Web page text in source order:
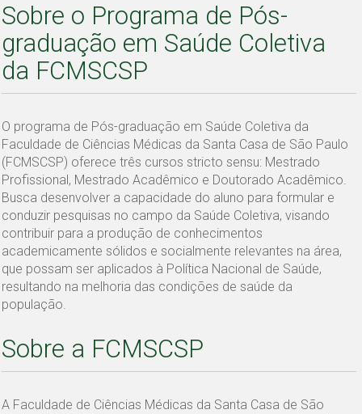
Sobre o Programa de Pós-
graduação em Saúde Coletiva
da FCMSCSP
O programa de Pós-graduação em Saúde Coletiva da
Faculdade de Ciências Médicas da Santa Casa de São Paulo
(FCMSCSP) oferece três cursos stricto sensu: Mestrado
Profissional, Mestrado Acadêmico e Doutorado Acadêmico.
Busca desenvolver a capacidade do aluno para formular e
conduzir pesquisas no campo da Saúde Coletiva, visando
contribuir para a produção de conhecimentos
academicamente sólidos e socialmente relevantes na área,
que possam ser aplicados à Política Nacional de Saúde,
resultando na melhoria das condições de saúde da
população.
Sobre a FCMSCSP
A Faculdade de Ciências Médicas da Santa Casa de São